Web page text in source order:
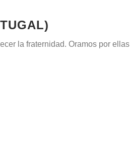
la fraternidad. Oramos por ellas